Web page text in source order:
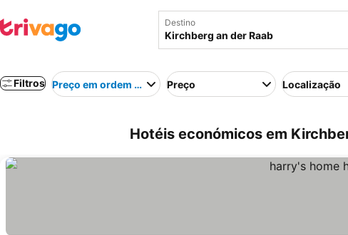
Destino
Filtros Preço em ordem crescentePreço Localização
Hotéis económicos em